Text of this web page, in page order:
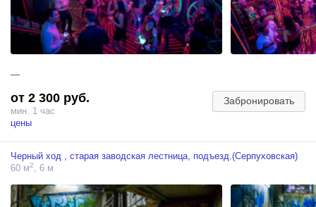
—
от 2 300 руб.
мин. 1 час
цены
Забронировать
Черный ход , старая заводская лестница, подъезд.(Серпуховская)
60 м2 , 6 м